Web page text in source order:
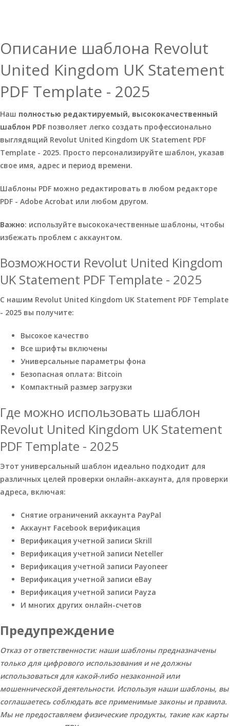
Описание шаблона Revolut
United Kingdom UK Statement
PDF Template - 2025
Наш полностью редактируемый, высококачественный
шаблон PDF позволяет легко создать профессионально
выглядящий Revolut United Kingdom UK Statement PDF
Template - 2025. Просто персонализируйте шаблон, указав
свое имя, адрес и период времени.
Шаблоны PDF можно редактировать в любом редакторе
PDF - Adobe Acrobat или любом другом.
Важно: используйте высококачественные шаблоны, чтобы
избежать проблем с аккаунтом.
Возможности Revolut United Kingdom
UK Statement PDF Template - 2025
С нашим Revolut United Kingdom UK Statement PDF Template
- 2025 вы получите:
Высокое качество
Все шрифты включены
Универсальные параметры фона
Безопасная оплата: Bitcoin
Компактный размер загрузки
Где можно использовать шаблон
Revolut United Kingdom UK Statement
PDF Template - 2025
Этот универсальный шаблон идеально подходит для
различных целей проверки онлайн-аккаунта, для проверки
адреса, включая:
Снятие ограничений аккаунта PayPal
Аккаунт Facebook верификация
Верификация учетной записи Skrill
Верификация учетной записи Neteller
Верификация учетной записи Payoneer
Верификация учетной записи eBay
Верификация учетной записи Payza
И многих других онлайн-счетов
Предупреждение
Отказ от ответственности: наши шаблоны предназначены
только для цифрового использования и не должны
использоваться для какой-либо незаконной или
мошеннической деятельности. Используя наши шаблоны, вы
соглашаетесь соблюдать все применимые законы и правила.
Мы не предоставляем физические продукты, такие как карты